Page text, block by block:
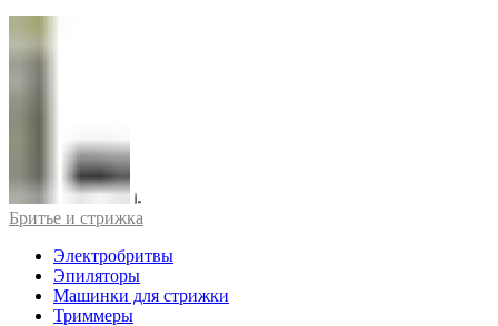
Бритье и стрижка
Электробритвы
Эпиляторы
Машинки для стрижки
Триммеры